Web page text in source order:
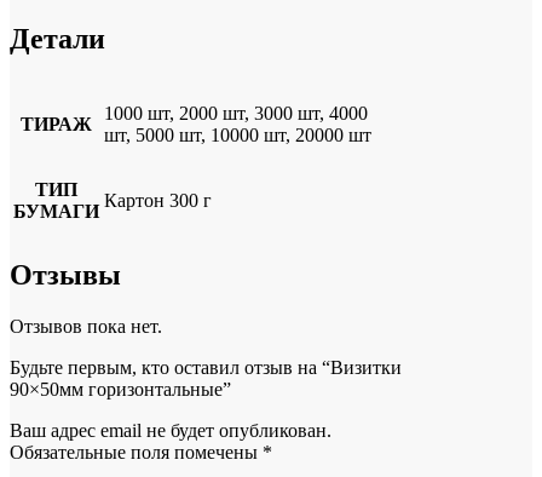
Детали
ТИРАЖ
1000 шт, 2000 шт, 3000 шт, 4000
шт, 5000 шт, 10000 шт, 20000 шт
ТИП
БУМАГИ
Картон 300 г
Отзывы
Отзывов пока нет.
Будьте первым, кто оставил отзыв на “Визитки
90×50мм горизонтальные”
Ваш адрес email не будет опубликован.
Обязательные поля помечены *